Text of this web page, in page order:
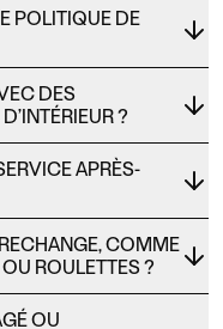
POLITIQUE DE
DES
?
APRÈS-
COMME
ROULETTES ?
OU